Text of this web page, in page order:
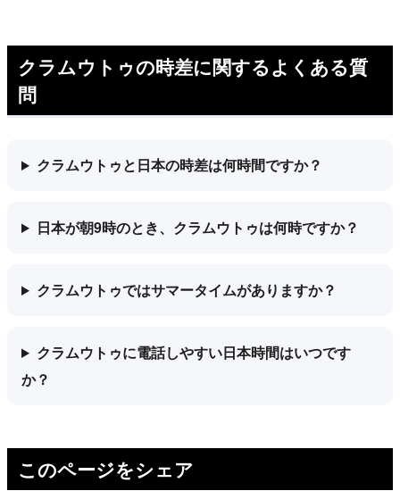
クラムウトゥの時差に関するよくある質
問
クラムウトゥと日本の時差は何時間ですか？
日本が朝9時のとき、クラムウトゥは何時ですか？
クラムウトゥではサマータイムがありますか？
クラムウトゥに電話しやすい日本時間はいつです
か？
このページをシェア